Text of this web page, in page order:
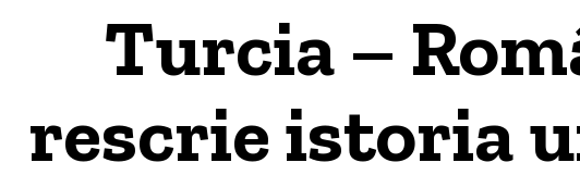
Turcia –
rescrie istoria